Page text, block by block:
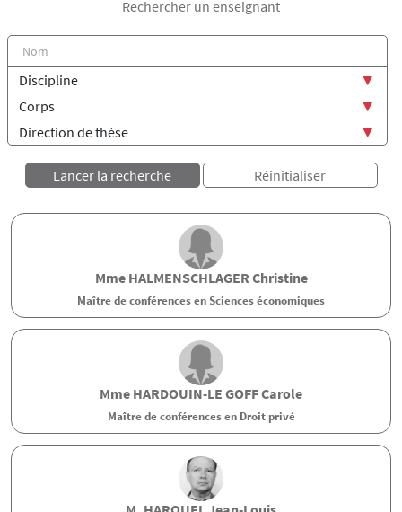
Rechercher un enseignant
Mme HALMENSCHLAGER Christine
Maître de conférences en Sciences économiques
Mme HARDOUIN-LE GOFFCarole
Maître de conférences en Droit privé